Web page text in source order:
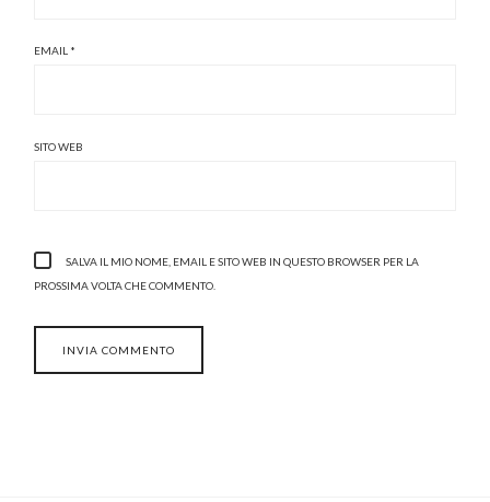
EMAIL *
SITO WEB
SALVA IL MIO NOME, EMAIL E SITO WEB IN QUESTO BROWSER PER LA
PROSSIMA VOLTA CHE COMMENTO.